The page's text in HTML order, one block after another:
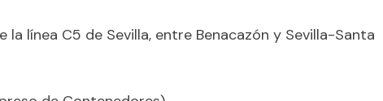
la línea C5 de Sevilla, entre Benacazón y Sevilla-Santa